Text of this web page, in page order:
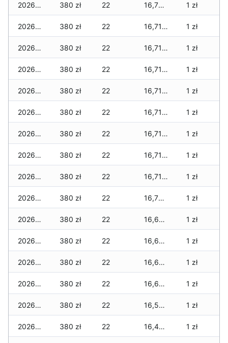
2026-04-16 380 zł 22 16,735 zł 1 zł
2026-04-15 380 zł 22 16,710 zł 1 zł
2026-04-14 380 zł 22 16,710 zł 1 zł
2026-04-13 380 zł 22 16,710 zł 1 zł
2026-04-12 380 zł 22 16,710 zł 1 zł
2026-04-11 380 zł 22 16,710 zł 1 zł
2026-04-10 380 zł 22 16,710 zł 1 zł
2026-04-09 380 zł 22 16,710 zł 1 zł
2026-04-08 380 zł 22 16,710 zł 1 zł
2026-04-07 380 zł 22 16,705 zł 1 zł
2026-04-06 380 zł 22 16,680 zł 1 zł
2026-04-05 380 zł 22 16,680 zł 1 zł
2026-04-04 380 zł 22 16,680 zł 1 zł
2026-04-03 380 zł 22 16,675 zł 1 zł
2026-04-02 380 zł 22 16,555 zł 1 zł
2026-04-01 380 zł 22 16,475 zł 1 zł